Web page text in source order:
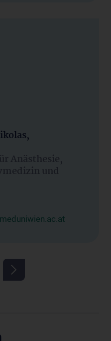
Anästhesie,
und